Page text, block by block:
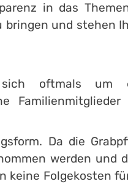
in das
bringen und stehen
oftmals um
Familienmitglieder
Da die
werden und
keine Folgekosten